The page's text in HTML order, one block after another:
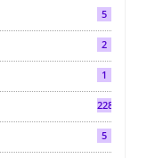
5
2
1
2286
5